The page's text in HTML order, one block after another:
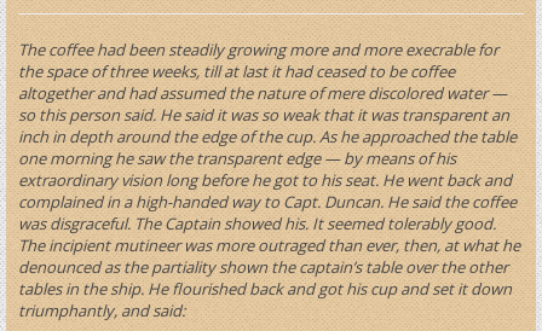
The coffee had been steadily growing more and more execrable for
the space of three weeks, till at last it had ceased to be coffee
altogether and had assumed the nature of mere discolored water —
so this person said. He said it was so weak that it was transparent an
inch in depth around the edge of the cup. As he approached the table
one morning he saw the transparent edge — by means of his
extraordinary vision long before he got to his seat. He went back and
complained in a high-handed way to Capt. Duncan. He said the coffee
was disgraceful. The Captain showed his. It seemed tolerably good.
The incipient mutineer was more outraged than ever, then, at what he
denounced as the partiality shown the captain’s table over the other
tables in the ship. He flourished back and got his cup and set it down
triumphantly, and said: